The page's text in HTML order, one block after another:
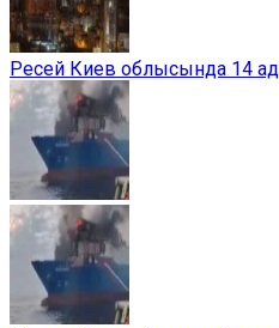
Ресей Киев облысында 14